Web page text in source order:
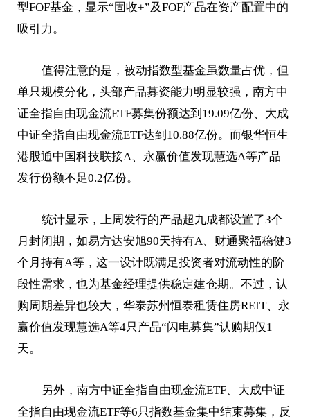
型FOF基金，显示“固收+”及FOF产品在资产配置中的
吸引力。
值得注意的是，被动指数型基金虽数量占优，但
单只规模分化，头部产品募资能力明显较强，南方中
证全指自由现金流ETF募集份额达到19.09亿份、大成
中证全指自由现金流ETF达到10.88亿份。而银华恒生
港股通中国科技联接A、永赢价值发现慧选A等产品
发行份额不足0.2亿份。
统计显示，上周发行的产品超九成都设置了3个
月封闭期，如易方达安旭90天持有A、财通聚福稳健3
个月持有A等，这一设计既满足投资者对流动性的阶
段性需求，也为基金经理提供稳定建仓期。不过，认
购周期差异也较大，华泰苏州恒泰租赁住房REIT、永
赢价值发现慧选A等4只产品“闪电募集”认购期仅1
天。
另外，南方中证全指自由现金流ETF、大成中证
全指自由现金流ETF等6只指数基金集中结束募集，反